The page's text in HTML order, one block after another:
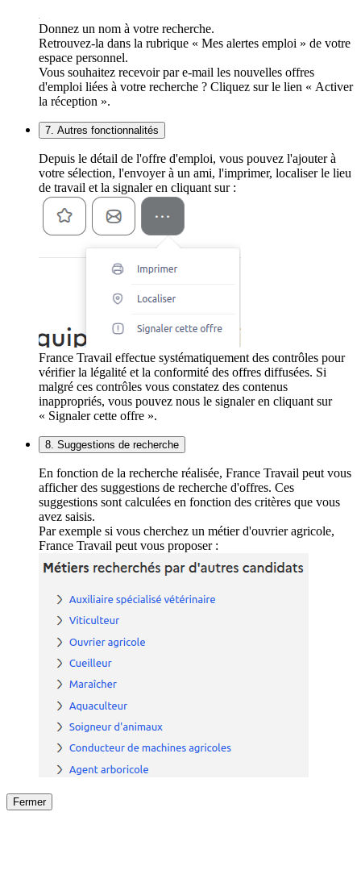
Donnez un nom à votre recherche.
Retrouvez-la dans la rubrique « Mes alertes emploi » de votre
espace personnel.
Vous souhaitez recevoir par e-mail les nouvelles offres
d'emploi liées à votre recherche ? Cliquez sur le lien « Activer
la réception ».
7. Autres fonctionnalités
Depuis le détail de l'offre d'emploi, vous pouvez l'ajouter à
votre sélection, l'envoyer à un ami, l'imprimer, localiser le lieu
de travail et la signaler en cliquant sur :
France Travail effectue systématiquement des contrôles pour
vérifier la légalité et la conformité des offres diffusées. Si
malgré ces contrôles vous constatez des contenus
inappropriés, vous pouvez nous le signaler en cliquant sur
« Signaler cette offre ».
8. Suggestions de recherche
En fonction de la recherche réalisée, France Travail peut vous
afficher des suggestions de recherche d'offres. Ces
suggestions sont calculées en fonction des critères que vous
avez saisis.
Par exemple si vous cherchez un métier d'ouvrier agricole,
France Travail peut vous proposer :
Fermer